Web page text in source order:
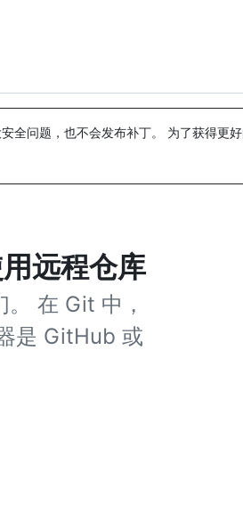
全问题，也不会发布补丁。 为了获得更
远程仓库
在 Git 中，
是 GitHub 或